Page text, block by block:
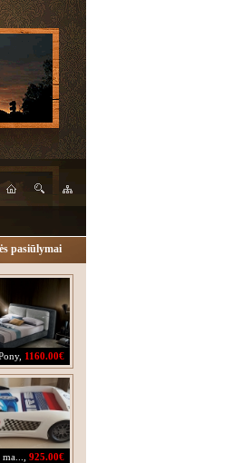
pasiūlymai
, 1160.00€
925.00€